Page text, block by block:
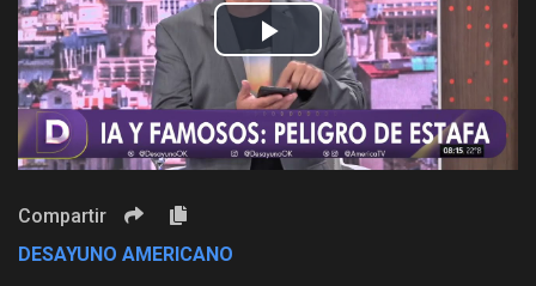
Play
Video
Compartir
DESAYUNO AMERICANO